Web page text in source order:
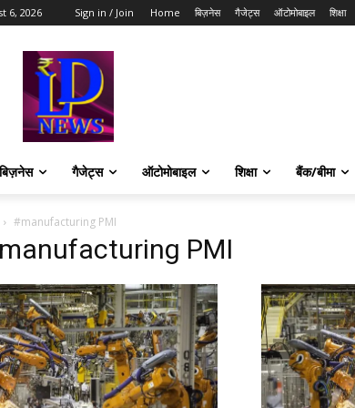
6, 2026 Sign in / Join Home बिज़नेस गैजेट्स ऑटोमोबाइल शिक्षा
बिज़नेस गैजेट्स ऑटोमोबाइल शिक्षा बैंक/बीमा
#manufacturing PMI
PMI